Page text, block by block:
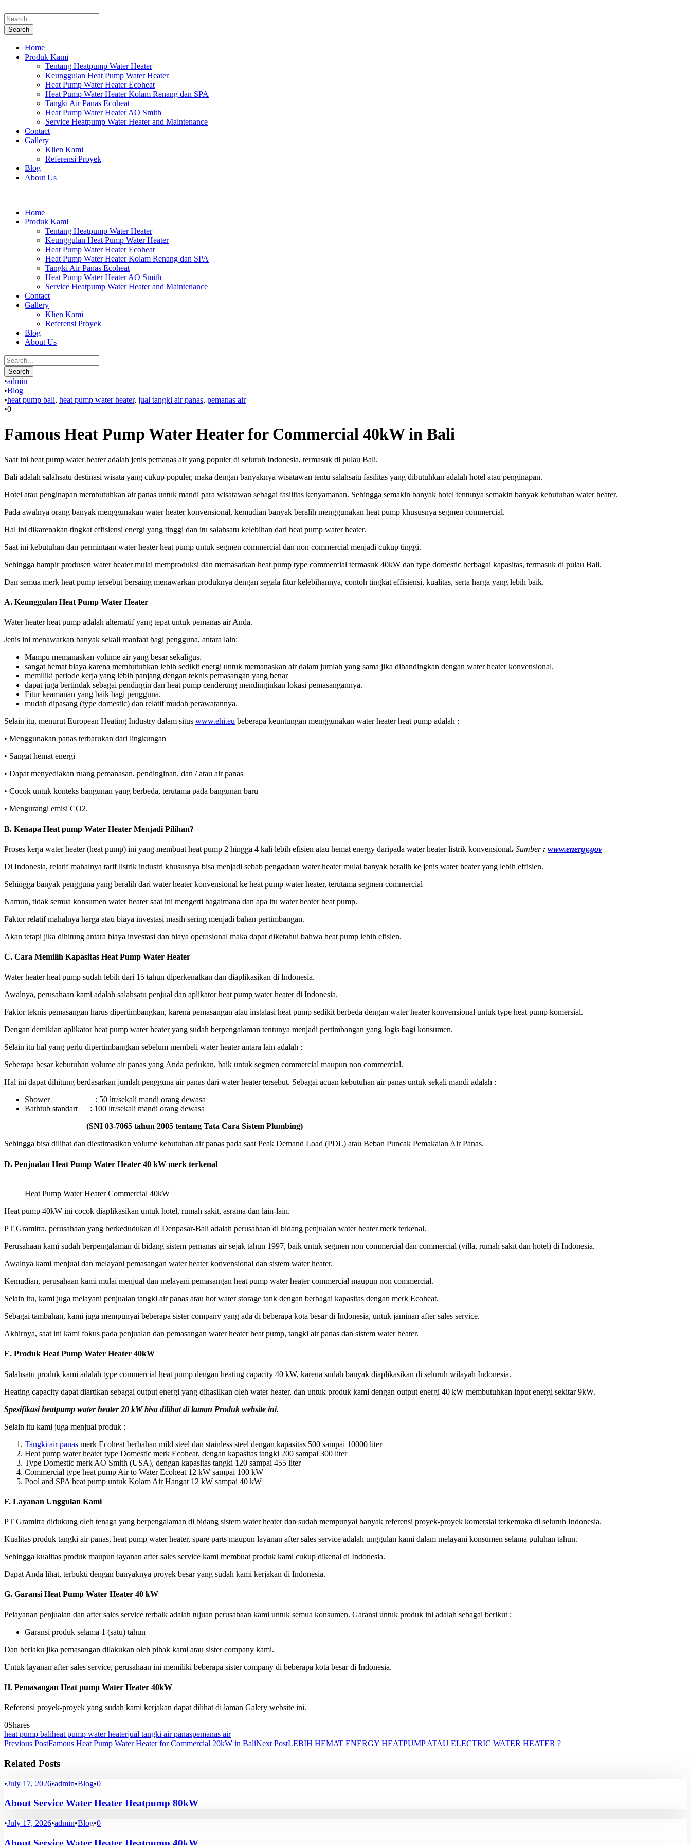
Home
Produk Kami
Tentang Heatpump Water Heater
Keunggulan Heat Pump Water Heater
Heat Pump Water Heater Ecoheat
Heat Pump Water Heater Kolam Renang dan SPA
Tangki Air Panas Ecoheat
Heat Pump Water Heater AO Smith
Service Heatpump Water Heater and Maintenance
Contact
Gallery
Klien Kami
Referensi Proyek
Blog
About Us
Home
Produk Kami
Tentang Heatpump Water Heater
Keunggulan Heat Pump Water Heater
Heat Pump Water Heater Ecoheat
Heat Pump Water Heater Kolam Renang dan SPA
Tangki Air Panas Ecoheat
Heat Pump Water Heater AO Smith
Service Heatpump Water Heater and Maintenance
Contact
Gallery
Klien Kami
Referensi Proyek
Blog
About Us
•admin
•Blog
•heat pump bali, heat pump water heater, jual tangki air panas, pemanas air
•0
Famous Heat Pump Water Heater for Commercial 40kW in Bali
Saat ini heat pump water heater adalah jenis pemanas air yang populer di seluruh Indonesia, termasuk di pulau Bali.
Bali adalah salahsatu destinasi wisata yang cukup populer, maka dengan banyaknya wisatawan tentu salahsatu fasilitas yang dibutuhkan adalah hotel atau penginapan.
Hotel atau penginapan membutuhkan air panas untuk mandi para wisatawan sebagai fasilitas kenyamanan. Sehingga semakin banyak hotel tentunya semakin banyak kebutuhan water heater.
Pada awalnya orang banyak menggunakan water heater konvensional, kemudian banyak beralih menggunakan heat pump khususnya segmen commercial.
Hal ini dikarenakan tingkat effisiensi energi yang tinggi dan itu salahsatu kelebihan dari heat pump water heater.
Saat ini kebutuhan dan permintaan water heater heat pump untuk segmen commercial dan non commercial menjadi cukup tinggi.
Sehingga hampir produsen water heater mulai memproduksi dan memasarkan heat pump type commercial termasuk 40kW dan type domestic berbagai kapasitas, termasuk di pulau Bali.
Dan semua merk heat pump tersebut bersaing menawarkan produknya dengan segala fitur kelebihannya, contoh tingkat effisiensi, kualitas, serta harga yang lebih baik.
A. Keunggulan Heat Pump Water Heater
Water heater heat pump adalah alternatif yang tepat untuk pemanas air Anda.
Jenis ini menawarkan banyak sekali manfaat bagi pengguna, antara lain:
Mampu memanaskan volume air yang besar sekaligus.
sangat hemat biaya karena membutuhkan lebih sedikit energi untuk memanaskan air dalam jumlah yang sama jika dibandingkan dengan water heater konvensional.
memiliki periode kerja yang lebih panjang dengan teknis pemasangan yang benar
dapat juga bertindak sebagai pendingin dan heat pump cenderung mendinginkan lokasi pemasangannya.
Fitur keamanan yang baik bagi pengguna.
mudah dipasang (type domestic) dan relatif mudah perawatannya.
Selain itu, menurut European Heating Industry dalam situs www.ehi.eu beberapa keuntungan menggunakan water heater heat pump adalah :
• Menggunakan panas terbarukan dari lingkungan
• Sangat hemat energi
• Dapat menyediakan ruang pemanasan, pendinginan, dan / atau air panas
• Cocok untuk konteks bangunan yang berbeda, terutama pada bangunan baru
• Mengurangi emisi CO2.
B. Kenapa Heat pump Water Heater Menjadi Pilihan?
Proses kerja water heater (heat pump) ini yang membuat heat pump 2 hingga 4 kali lebih efisien atau hemat energy daripada water heater listrik konvensional. Sumber: www.energy.gov
Di Indonesia, relatif mahalnya tarif listrik industri khususnya bisa menjadi sebab pengadaan water heater mulai banyak beralih ke jenis water heater yang lebih effisien.
Sehingga banyak pengguna yang beralih dari water heater konvensional ke heat pump water heater, terutama segmen commercial
Namun, tidak semua konsumen water heater saat ini mengerti bagaimana dan apa itu water heater heat pump.
Faktor relatif mahalnya harga atau biaya investasi masih sering menjadi bahan pertimbangan.
Akan tetapi jika dihitung antara biaya investasi dan biaya operasional maka dapat diketahui bahwa heat pump lebih efisien.
C. Cara Memilih Kapasitas Heat Pump Water Heater
Water heater heat pump sudah lebih dari 15 tahun diperkenalkan dan diaplikasikan di Indonesia.
Awalnya, perusahaan kami adalah salahsatu penjual dan aplikator heat pump water heater di Indonesia.
Faktor teknis pemasangan harus dipertimbangkan, karena pemasangan atau instalasi heat pump sedikit berbeda dengan water heater konvensional untuk type heat pump komersial.
Dengan demikian aplikator heat pump water heater yang sudah berpengalaman tentunya menjadi pertimbangan yang logis bagi konsumen.
Selain itu hal yang perlu dipertimbangkan sebelum membeli water heater antara lain adalah :
Seberapa besar kebutuhan volume air panas yang Anda perlukan, baik untuk segmen commercial maupun non commercial.
Hal ini dapat dihitung berdasarkan jumlah pengguna air panas dari water heater tersebut. Sebagai acuan kebutuhan air panas untuk sekali mandi adalah :
Shower : 50 ltr/sekali mandi orang dewasa
Bathtub standart : 100 ltr/sekali mandi orang dewasa
(SNI 03-7065 tahun 2005 tentang Tata Cara Sistem Plumbing)
Sehingga bisa dilihat dan diestimasikan volume kebutuhan air panas pada saat Peak Demand Load (PDL) atau Beban Puncak Pemakaian Air Panas.
D. Penjualan Heat Pump Water Heater 40 kW merk terkenal
Heat Pump Water Heater Commercial 40kW
Heat pump 40kW ini cocok diaplikasikan untuk hotel, rumah sakit, asrama dan lain-lain.
PT Gramitra, perusahaan yang berkedudukan di Denpasar-Bali adalah perusahaan di bidang penjualan water heater merk terkenal.
Perusahaan kami sudah berpengalaman di bidang sistem pemanas air sejak tahun 1997, baik untuk segmen non commercial dan commercial (villa, rumah sakit dan hotel) di Indonesia.
Awalnya kami menjual dan melayani pemasangan water heater konvensional dan sistem water heater.
Kemudian, perusahaan kami mulai menjual dan melayani pemasangan heat pump water heater commercial maupun non commercial.
Selain itu, kami juga melayani penjualan tangki air panas atau hot water storage tank dengan berbagai kapasitas dengan merk Ecoheat.
Sebagai tambahan, kami juga mempunyai beberapa sister company yang ada di beberapa kota besar di Indonesia, untuk jaminan after sales service.
Akhirnya, saat ini kami fokus pada penjualan dan pemasangan water heater heat pump, tangki air panas dan sistem water heater.
E. Produk Heat Pump Water Heater 40kW
Salahsatu produk kami adalah type commercial heat pump dengan heating capacity 40 kW, karena sudah banyak diaplikasikan di seluruh wilayah Indonesia.
Heating capacity dapat diartikan sebagai output energi yang dihasilkan oleh water heater, dan untuk produk kami dengan output energi 40 kW membutuhkan input energi sekitar 9kW.
Spesifikasi heatpump water heater 20 kW bisa dilihat di laman Produk website ini.
Selain itu kami juga menjual produk :
Tangki air panas merk Ecoheat berbahan mild steel dan stainless steel dengan kapasitas 500 sampai 10000 liter
Heat pump water heater type Domestic merk Ecoheat, dengan kapasitas tangki 200 sampai 300 liter
Type Domestic merk AO Smith (USA), dengan kapasitas tangki 120 sampai 455 liter
Commercial type heat pump Air to Water Ecoheat 12 kW sampai 100 kW
Pool and SPA heat pump untuk Kolam Air Hangat 12 kW sampai 40 kW
F. Layanan Unggulan Kami
PT Gramitra didukung oleh tenaga yang berpengalaman di bidang sistem water heater dan sudah mempunyai banyak referensi proyek-proyek komersial terkemuka di seluruh Indonesia.
Kualitas produk tangki air panas, heat pump water heater, spare parts maupun layanan after sales service adalah unggulan kami dalam melayani konsumen selama puluhan tahun.
Sehingga kualitas produk maupun layanan after sales service kami membuat produk kami cukup dikenal di Indonesia.
Dapat Anda lihat, terbukti dengan banyaknya proyek besar yang sudah kami kerjakan di Indonesia.
G. Garansi Heat Pump Water Heater 40 kW
Pelayanan penjualan dan after sales service terbaik adalah tujuan perusahaan kami untuk semua konsumen. Garansi untuk produk ini adalah sebagai berikut :
Garansi produk selama 1 (satu) tahun
Dan berlaku jika pemasangan dilakukan oleh pihak kami atau sister company kami.
Untuk layanan after sales service, perusahaan ini memiliki beberapa sister company di beberapa kota besar di Indonesia.
H. Pemasangan Heat pump Water Heater 40kW
Referensi proyek-proyek yang sudah kami kerjakan dapat dilihat di laman Galery website ini.
0Shares
heat pump baliheat pump water heaterjual tangki air panaspemanas air
Previous PostFamous Heat Pump Water Heater for Commercial 20kW in BaliNext PostLEBIH HEMAT ENERGY HEATPUMP ATAU ELECTRIC WATER HEATER ?
Related Posts
•July 17, 2026•admin•Blog•0
About Service Water Heater Heatpump 80kW
•July 17, 2026•admin•Blog•0